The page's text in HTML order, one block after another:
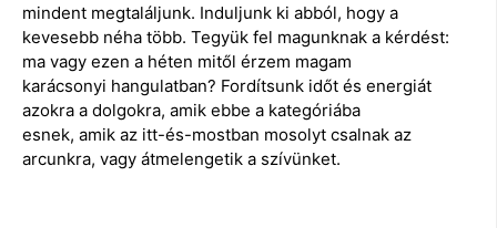
mindent megtaláljunk. Induljunk ki abból, hogy a
kevesebb néha több. Tegyük fel magunknak a kérdést:
ma vagy ezen a héten mitől érzem magam
karácsonyi hangulatban? Fordítsunk időt és energiát
azokra a dolgokra, amik ebbe a kategóriába
esnek, amik az itt-és-mostban mosolyt csalnak az
arcunkra, vagy átmelengetik a szívünket.